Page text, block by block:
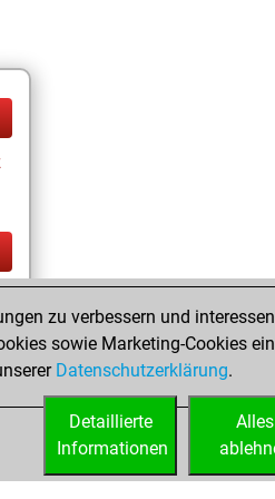
zu verbessern und
sowie Marketing-Cookies
Datenschutzerklärung.
Alles
Detaillierte
Informationen